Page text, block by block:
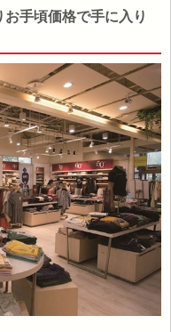
手頃価格で手に入り